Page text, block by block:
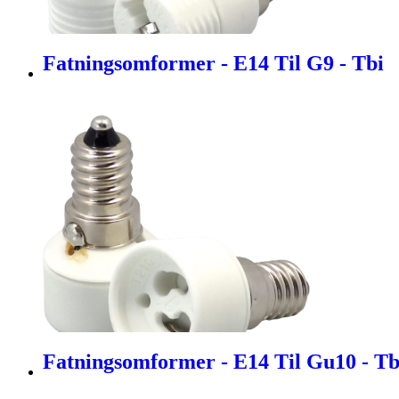
Fatningsomformer - E14 Til G9 - Tbi
Fatningsomformer - E14 Til Gu10 -